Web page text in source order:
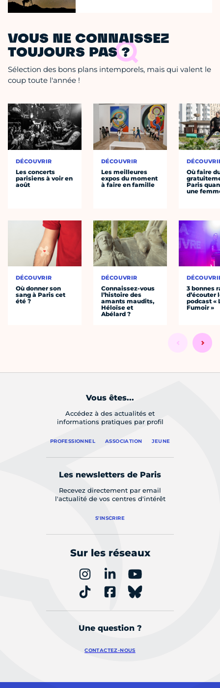
VOUS NE CONNAISSEZ
TOUJOURS PAS ?
Sélection des bons plans intemporels, mais qui valent le
coup toute l'année !
DÉCOUVRIR
Les concerts
parisiens à voir en
août
DÉCOUVRIR
Où donner son
sang à Paris cet
été ?
DÉCOUVRIR
Les meilleures
expos du moment
à faire en famille
DÉCOUVRIR
Connaissez-vous
l’histoire des
amants maudits,
Héloïse et
Abélard ?
Où faire
Paris
une
3 bonnes
d’écouter
podcast «
Fumoir »
Vous êtes...
Accédez à des actualités et
informations pratiques par profil
PROFESSIONNEL ASSOCIATION JEUNE
Les newsletters de Paris
Recevez directement par email
l'actualité de vos centres d'intérêt
S'INSCRIRE
Sur les réseaux
Une question ?
CONTACTEZ-NOUS